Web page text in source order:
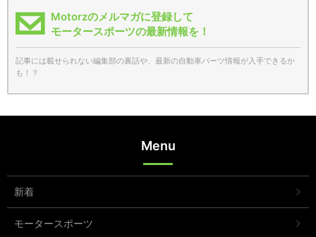
Motorzのメルマガに登録して
モータースポーツの最新情報を！
記事には載せられない編集部の裏話や、最新の自動車パーツ情報が入手できるか
も！？
Menu
新着
モータースポーツ